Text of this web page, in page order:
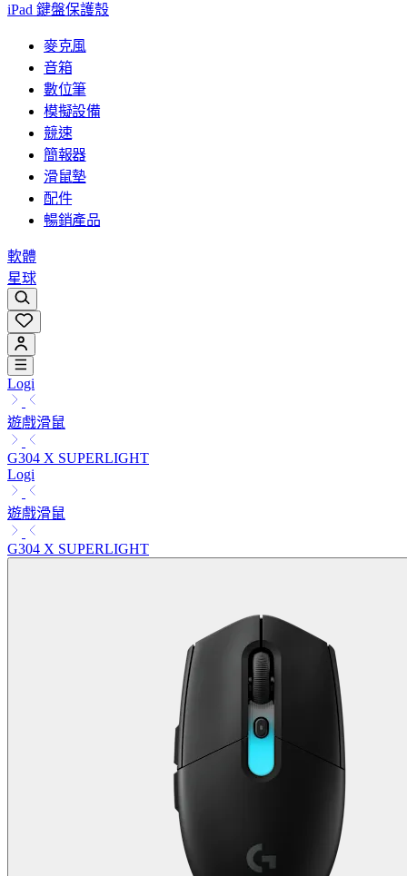
iPad 鍵盤保護殼
麥克風
音箱
數位筆
模擬設備
競速
簡報器
滑鼠墊
配件
暢銷產品
軟體
星球
Logi
遊戲滑鼠
G304 X SUPERLIGHT
Logi
遊戲滑鼠
G304 X SUPERLIGHT